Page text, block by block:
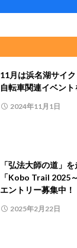
11月は浜名湖サイ
自転車関連イベント
2024年11月1日
「弘法大師の道」
「Kobo Trail 2025
エントリー募集中！
2025年2月22日